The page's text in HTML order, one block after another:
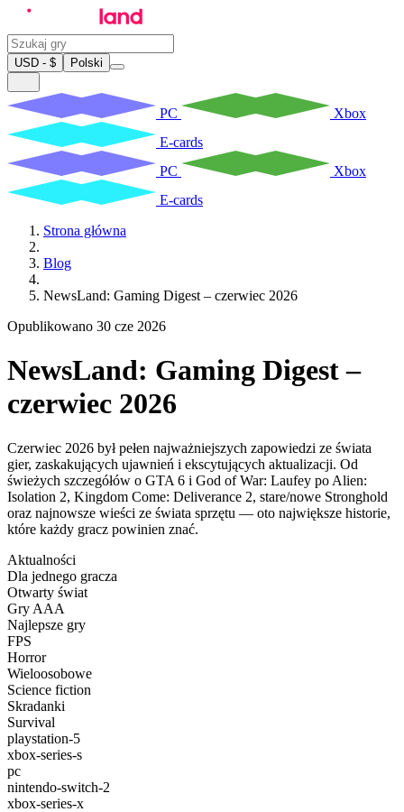
USD - $ Polski
PC
Xbox
E-cards
PC
Xbox
E-cards
Strona główna
Blog
NewsLand: Gaming Digest – czerwiec 2026
Opublikowano 30 cze 2026
NewsLand: Gaming Digest –
czerwiec 2026
Czerwiec 2026 był pełen najważniejszych zapowiedzi ze świata
gier, zaskakujących ujawnień i ekscytujących aktualizacji. Od
świeżych szczegółów o GTA 6 i God of War: Laufey po Alien:
Isolation 2, Kingdom Come: Deliverance 2, stare/nowe Stronghold
oraz najnowsze wieści ze świata sprzętu — oto największe historie,
które każdy gracz powinien znać.
Aktualności
Dla jednego gracza
Otwarty świat
Gry AAA
Najlepsze gry
FPS
Horror
Wieloosobowe
Science fiction
Skradanki
Survival
playstation-5
xbox-series-s
pc
nintendo-switch-2
xbox-series-x